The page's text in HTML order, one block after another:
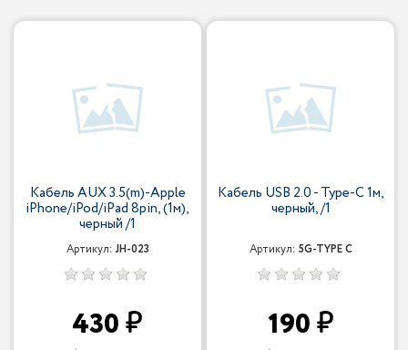
Кабель AUX 3.5(m)-Apple
iPhone/iPod/iPad 8pin, (1м),
черный /1
Артикул:JH-023
430
Кабель USB 2.0 - Type-С 1м,
черный, /1
Артикул: 5G-TYPE C
190